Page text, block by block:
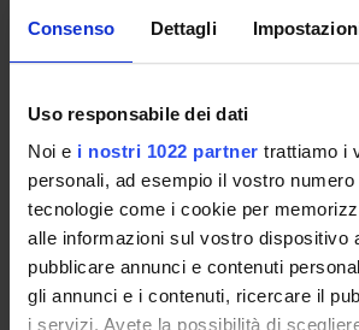
Consenso Dettagli
Uso responsabile dei dati
Noi e i nostri 1022 partner trattiamo i
personali, ad esempio il vostro
tecnologie come i cookie per
alle informazioni sul vostro dispositivo
pubblicare annunci e contenuti
gli annunci e i contenuti, ricercare il
i servizi. Avete la possibilità di
ORGANIZZAZIONE
GOVERNANCE
COMMISSIONI
UFFICI E STRUTTURE DI SERVIZIO